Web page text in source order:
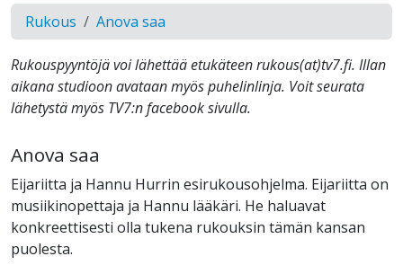
Rukous Anova saa
Rukouspyyntöjä voi lähettää etukäteen rukous(at)tv7.fi. Illan
aikana studioon avataan myös puhelinlinja. Voit seurata
lähetystä myös TV7:n facebook sivulla.
Anova saa
Eijariitta ja Hannu Hurrin esirukousohjelma. Eijariitta on
musiikinopettaja ja Hannu lääkäri. He haluavat
konkreettisesti olla tukena rukouksin tämän kansan
puolesta.